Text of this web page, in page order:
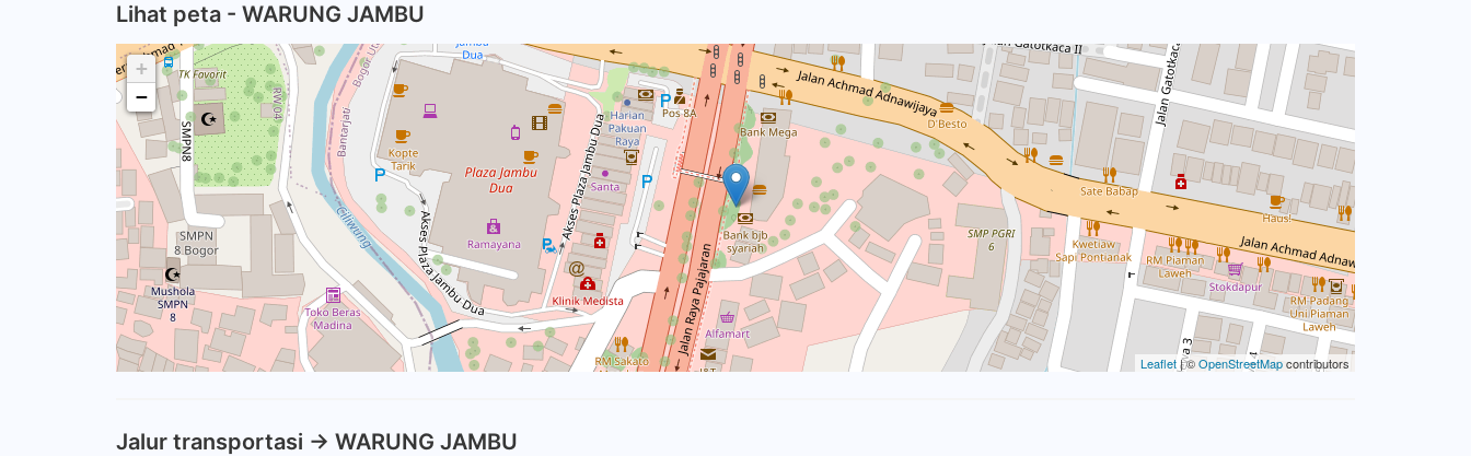
Lihat peta - WARUNG JAMBU
+
−
Leaflet| ©OpenStreetMapcontributors
Jalur transportasi -> WARUNG JAMBU